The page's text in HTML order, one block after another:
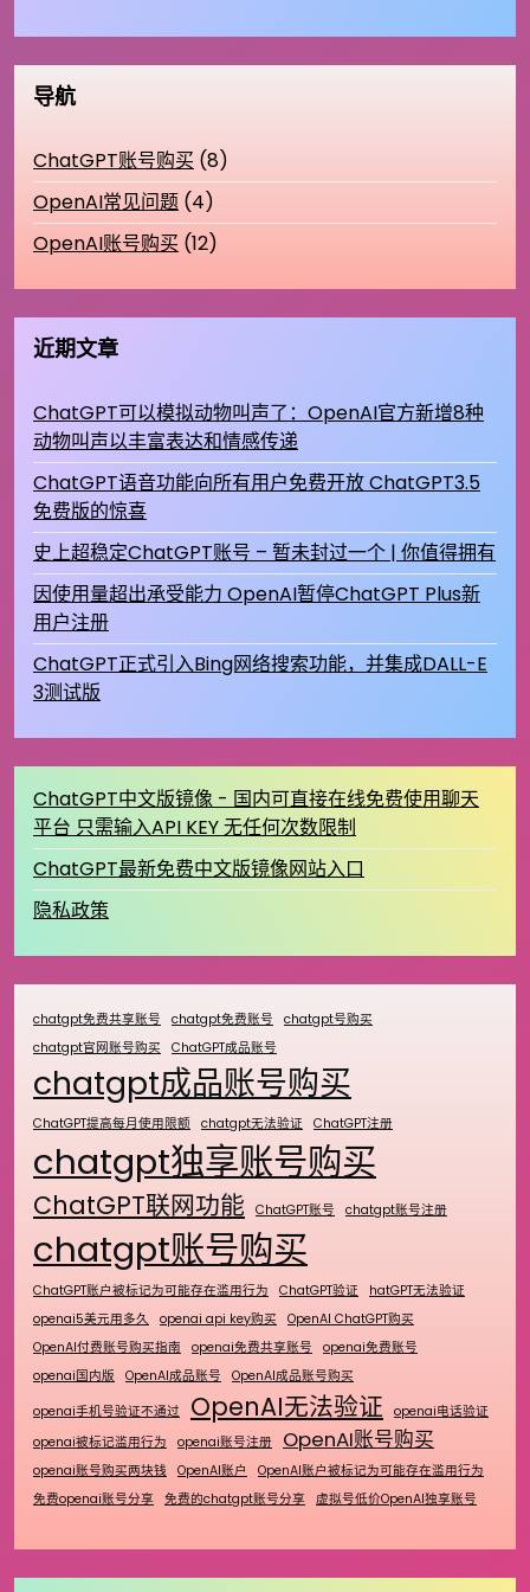
导航
ChatGPT账号购买 (8)
OpenAI常见问题 (4)
OpenAI账号购买 (12)
近期文章
ChatGPT可以模拟动物叫声了：OpenAI官方新增8种
动物叫声以丰富表达和情感传递
ChatGPT语音功能向所有用户免费开放 ChatGPT3.5
免费版的惊喜
史上超稳定ChatGPT账号 – 暂未封过一个 | 你值得拥有
因使用量超出承受能力 OpenAI暂停ChatGPT Plus新
用户注册
ChatGPT正式引入Bing网络搜索功能，并集成DALL-E
3测试版
ChatGPT中文版镜像 - 国内可直接在线免费使用聊天
平台 只需输入API KEY 无任何次数限制
ChatGPT最新免费中文版镜像网站入口
隐私政策
chatgpt免费共享账号 chatgpt免费账号
chatgpt号购买
chatgpt官网账号购买
ChatGPT成品账号
chatgpt成品账号购买
ChatGPT提高每月使用限额 chatgpt无法验证 ChatGPT注册
chatgpt独享账号购买
ChatGPT联网功能 ChatGPT账号 chatgpt账号注册
chatgpt账号购买
ChatGPT账户被标记为可能存在滥用行为 ChatGPT验证
hatGPT无法验证
openai5美元用多久
openai api key购买
OpenAI ChatGPT购买
OpenAI付费账号购买指南
openai免费共享账号
openai免费账号
openai国内版
OpenAI成品账号
OpenAI成品账号购买
openai手机号验证不通过
OpenAI无法验证
openai电话验证
openai被标记滥用行为
openai账号注册 OpenAI账号购买
openai账号购买两块钱 OpenAI账户
OpenAI账户被标记为可能存在滥用行为
免费openai账号分享
免费的chatgpt账号分享 虚拟号低价OpenAI独享账号